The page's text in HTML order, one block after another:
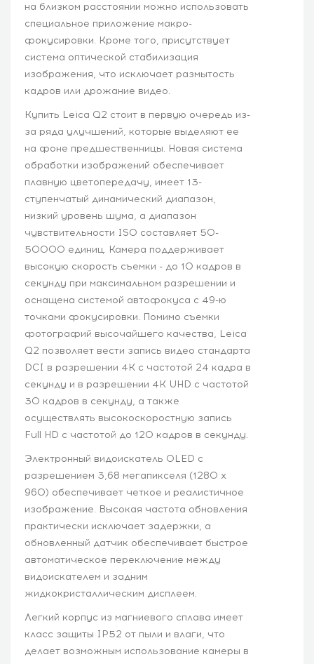
на близком расстоянии можно использовать
специальное приложение макро-
фокусировки. Кроме того, присутствует
система оптической стабилизация
изображения, что исключает размытость
кадров или дрожание видео.
Купить Leica Q2 стоит в первую очередь из-
за ряда улучшений, которые выделяют ее
на фоне предшественницы. Новая система
обработки изображений обеспечивает
плавную цветопередачу, имеет 13-
ступенчатый динамический диапазон,
низкий уровень шума, а диапазон
чувствительности ISO составляет 50-
50000 единиц. Камера поддерживает
высокую скорость съемки - до 10 кадров в
секунду при максимальном разрешении и
оснащена системой автофокуса с 49-ю
точками фокусировки. Помимо съемки
фотографий высочайшего качества, Leica
Q2 позволяет вести запись видео стандарта
DCI в разрешении 4K с частотой 24 кадра в
секунду и в разрешении 4K UHD с частотой
30 кадров в секунду, а также
осуществлять высокоскоростную запись
Full HD с частотой до 120 кадров в секунду.
Электронный видоискатель OLED с
разрешением 3,68 мегапикселя (1280 x
960) обеспечивает четкое и реалистичное
изображение. Высокая частота обновления
практически исключает задержки, а
обновленный датчик обеспечивает быстрое
автоматическое переключение между
видоискателем и задним
жидкокристаллическим дисплеем.
Легкий корпус из магниевого сплава имеет
класс защиты IP52 от пыли и влаги, что
делает возможным использование камеры в